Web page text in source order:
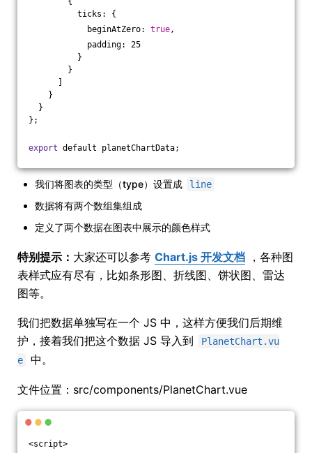
ticks: {
beginAtZero: true ,
padding: 25
}
}
]
}
}
};
export default planetChartData;
我们将图表的类型（type）设置成 line
数据将有两个数组集组成
定义了两个数据在图表中展示的颜色样式
特别提示： 大家还可以参考 Chart.js 开发文档 ，各种图
表样式应有尽有，比如条形图、折线图、饼状图、雷达
图等。
我们把数据单独写在一个 JS 中，这样方便我们后期维
护，接着我们把这个数据 JS 导入到
PlanetChart.vu
e
中。
文件位置：src/components/PlanetChart.vue
<script>